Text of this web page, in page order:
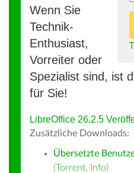
Wenn Sie
Technik-
Enthusiast,
Vorreiter oder
Spezialist sind, ist
für Sie!
LibreOffice 26.2.5
Zusätzliche Downloads:
Übersetzte
(Torrent, Info)